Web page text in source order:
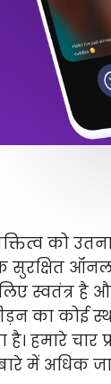
को
सुरक्षित
स्वतंत्र है
का कोई
हमारे चार
बारे में अधिक